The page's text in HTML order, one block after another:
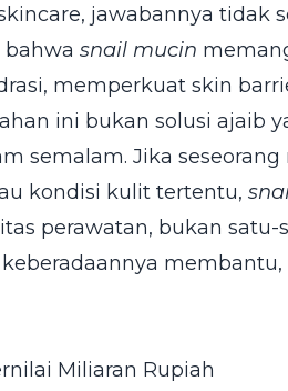
jawabannya tidak
snail mucin
memperkuat skin
ini bukan solusi ajaib
semalam. Jika
kondisi kulit tertentu,
perawatan, bukan satu-
Miliaran Rupiah